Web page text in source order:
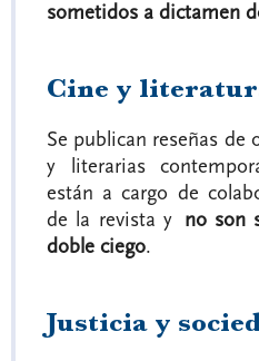
sometidos a dictamen
Cine y
Se publican reseñas de
y literarias
están a cargo de
de la revista y no son
doble ciego.
Justicia y